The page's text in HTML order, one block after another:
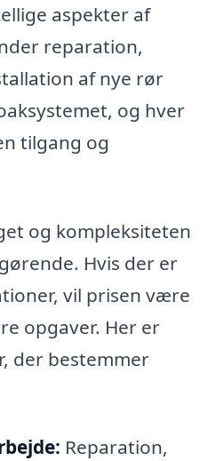
aspekter af
reparation,
af nye rør
og hver
tilgang og
og kompleksiteten
Hvis der er
vil prisen være
opgaver. Her er
der bestemmer
Reparation,